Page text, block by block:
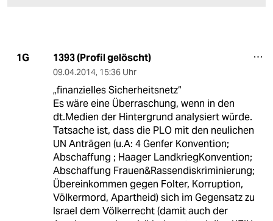
1G 1393 (Profil gelöscht)
09.04.2014, 15:36 Uhr
„finanzielles Sicherheitsnetz“
Es wäre eine Überraschung, wenn in den
dt.Medien der Hintergrund analysiert würde.
Tatsache ist, dass die PLO mit den neulichen
UN Anträgen (u.A: 4 Genfer Konvention;
Abschaffung ; Haager LandkriegKonvention;
Abschaffung Frauen&Rassendiskriminierung;
Übereinkommen gegen Folter, Korruption,
Völkermord, Apartheid) sich im Gegensatz zu
Israel dem Völkerrecht (damit auch der